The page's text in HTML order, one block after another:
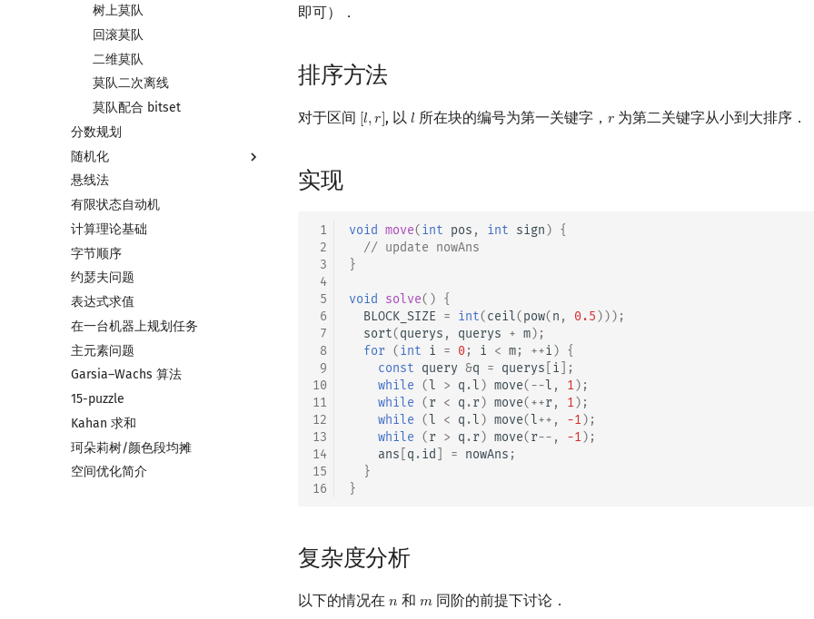
树上莫队
回滚莫队
二维莫队
莫队二次离线
莫队配合 bitset
分数规划
随机化
随机函数
随机化技巧
爬山算法
模拟退火
悬线法
有限状态自动机
计算理论基础
字节顺序
约瑟夫问题
表达式求值
在一台机器上规划任务
主元素问题
Garsia–Wachs 算法
15-puzzle
Kahan 求和
珂朵莉树/颜色段均摊
空间优化简介
即可）．
排序方法
对于区间 [𝑙,𝑟]
[l,r], 以 𝑙l 所在块的编号为第一关键字， 𝑟
r为第二关键字从小到大排序．
实现
1
2
3
4
5
6
7
8
9
10
11
12
13
14
15
16
void move(int pos , int sign) {
// update nowAns
}
void solve() {
BLOCK_SIZE = int(ceil(pow(n , 0.5)));
sort(querys , querys + m);
for (int i = 0; i < m; ++i) {
const query &q = querys i ];
while (l > q .l) move(--l , 1);
while (r < q .r) move(++r, 1);
while (l < q .l) move(l++ , -1);
while (r > q .r) move(r-- , -1);
ans q .id = nowAns ;
}
}
复杂度分析
以下的情况在 𝑛
n 和 𝑚
m同阶的前提下讨论．